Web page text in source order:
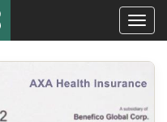
Toggle